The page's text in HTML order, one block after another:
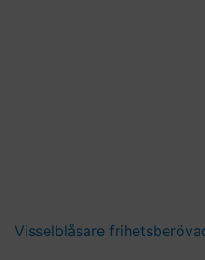
Visselblåsare